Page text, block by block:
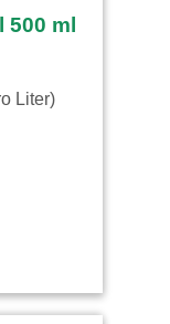
Liter)